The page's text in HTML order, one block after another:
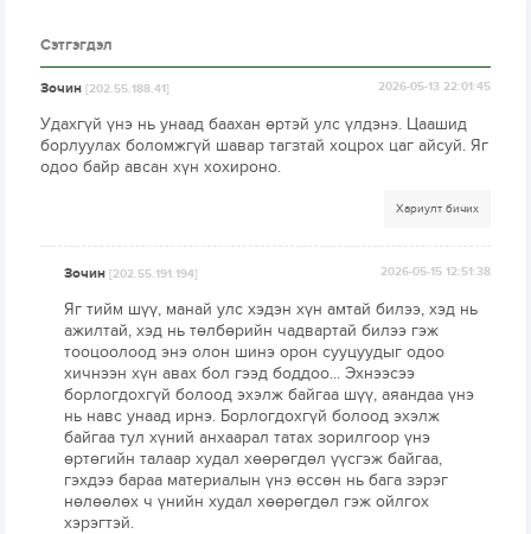
Сэтгэгдэл
Зочин[202.55.188.41] 2026-05-13 22:01:45
Удахгүй үнэ нь унаад баахан өртэй улс үлдэнэ. Цаашид
борлуулах боломжгүй шавар тагзтай хоцрох цаг айсуй. Яг
одоо байр авсан хүн хохироно.
Хариулт бичих
Зочин[202.55.191.194] 2026-05-15 12:51:38
Яг тийм шүү, манай улс хэдэн хүн амтай билээ, хэд нь
ажилтай, хэд нь төлбөрийн чадвартай билээ гэж
тооцоолоод энэ олон шинэ орон сууцуудыг одоо
хичнээн хүн авах бол гээд боддоо... Эхнээсээ
борлогдохгүй болоод эхэлж байгаа шүү, аяандаа үнэ
нь навс унаад ирнэ. Борлогдохгүй болоод эхэлж
байгаа тул хүний анхаарал татах зорилгоор үнэ
өртөгийн талаар худал хөөрөгдөл үүсгэж байгаа,
гэхдээ бараа материалын үнэ өссөн нь бага зэрэг
нөлөөлөх ч үнийн худал хөөрөгдөл гэж ойлгох
хэрэгтэй.